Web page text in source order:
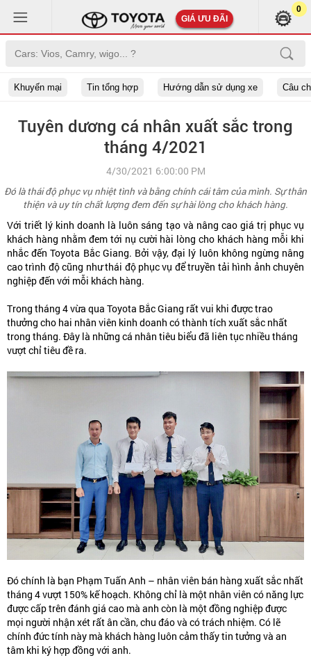
GIÁ ƯU ĐÃI
0
Khuyến mại Tin tổng hợp Hướng dẫn sử dụng xe Câu
Tuyên dương cá nhân xuất sắc trong
tháng 4/2021
4/30/2021 6:00:00 PM
Đó là thái độ phục vụ nhiệt tình và bằng chính cái tâm của mình. Sự thân
thiện và uy tín chất lượng đem đến sự hài lòng cho khách hàng.
Với triết lý kinh doanh là luôn sáng tạo và nâng cao giá trị phục vụ
khách hàng nhằm đem tới nụ cười hài lòng cho khách hàng mỗi khi
nhắc đến Toyota Bắc Giang. Bởi vậy, đại lý luôn không ngừng nâng
cao trình độ cũng như thái độ phục vụ để truyền tải hình ảnh chuyên
nghiệp đến với mỗi khách hàng.
Trong tháng 4 vừa qua Toyota Bắc Giang rất vui khi được trao
thưởng cho hai nhân viên kinh doanh có thành tích xuất sắc nhất
trong tháng. Đây là những cá nhân tiêu biểu đã liên tục nhiều tháng
vượt chỉ tiêu đề ra.
Đó chính là bạn Phạm Tuấn Anh – nhân viên bán hàng xuất sắc nhất
tháng 4 vượt 150% kế hoạch. Không chỉ là một nhân viên có năng lực
được cấp trên đánh giá cao mà anh còn là một đồng nghiệp được
mọi người nhận xét rất ân cần, chu đáo và có trách nhiệm. Có lẽ
chính đức tính này mà khách hàng luôn cảm thấy tin tưởng và an
tâm khi ký hợp đồng với anh.